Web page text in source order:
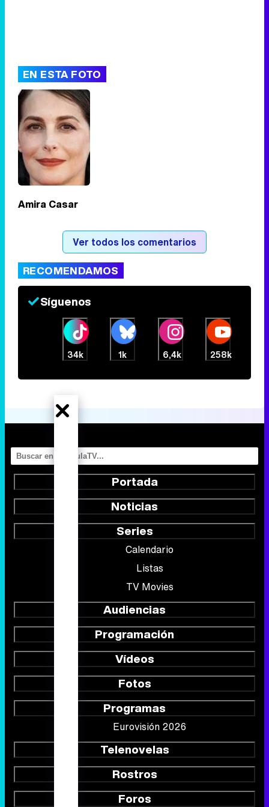
EN ESTA FOTO
Amira Casar
Ver todos los comentarios
RECOMENDAMOS
Síguenos
34k 1k 6,4k 258k
Portada
Noticias
Series
Calendario
Listas
TV Movies
Audiencias
Programación
Vídeos
Fotos
Programas
Eurovisión 2026
Telenovelas
Rostros
Foros